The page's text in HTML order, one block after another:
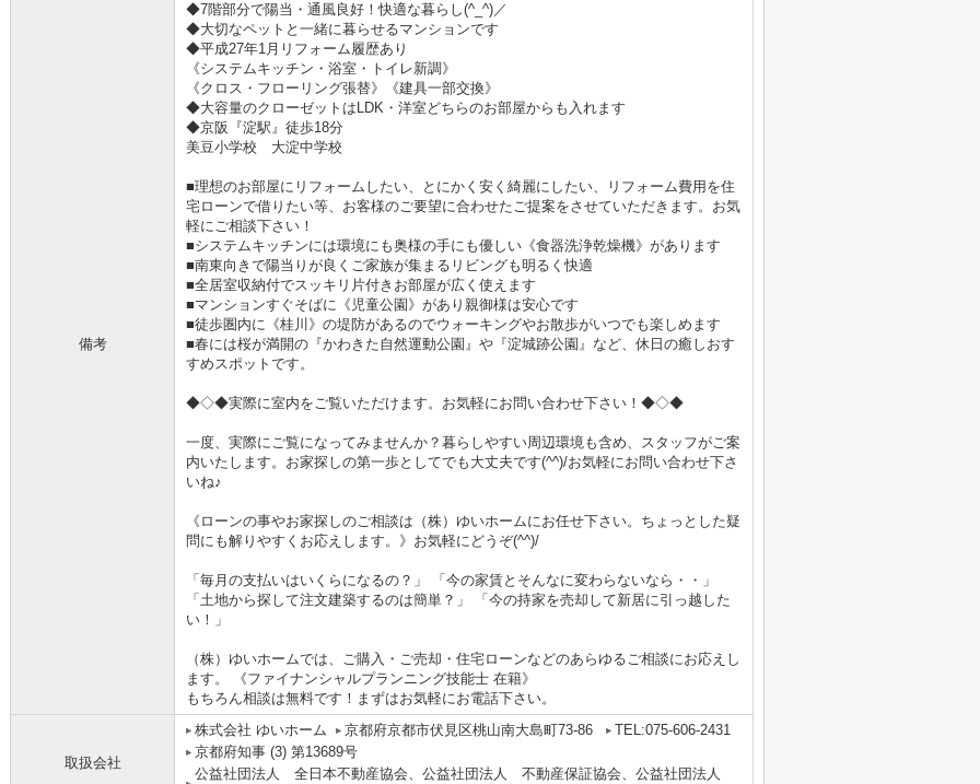
備考
◆7階部分で陽当・通風良好！快適な暮らし(^_^)／
◆大切なペットと一緒に暮らせるマンションです
◆平成27年1月リフォーム履歴あり
《システムキッチン・浴室・トイレ新調》
《クロス・フローリング張替》《建具一部交換》
◆大容量のクローゼットはLDK・洋室どちらのお部屋からも入れます
◆京阪『淀駅』徒歩18分
美豆小学校 大淀中学校
■理想のお部屋にリフォームしたい、とにかく安く綺麗にしたい、リフォーム費用を住
宅ローンで借りたい等、お客様のご要望に合わせたご提案をさせていただきます。お気
軽にご相談下さい！
■システムキッチンには環境にも奥様の手にも優しい《食器洗浄乾燥機》があります
■南東向きで陽当りが良くご家族が集まるリビングも明るく快適
■全居室収納付でスッキリ片付きお部屋が広く使えます
■マンションすぐそばに《児童公園》があり親御様は安心です
■徒歩圏内に《桂川》の堤防があるのでウォーキングやお散歩がいつでも楽しめます
■春には桜が満開の『かわきた自然運動公園』や『淀城跡公園』など、休日の癒しおす
すめスポットです。
◆◇◆実際に室内をご覧いただけます。お気軽にお問い合わせ下さい！◆◇◆
一度、実際にご覧になってみませんか？暮らしやすい周辺環境も含め、スタッフがご案
内いたします。お家探しの第一歩としてでも大丈夫です(^^)/お気軽にお問い合わせ下さ
いね♪
《ローンの事やお家探しのご相談は（株）ゆいホームにお任せ下さい。ちょっとした疑
問にも解りやすくお応えします。》お気軽にどうぞ(^^)/
「毎月の支払いはいくらになるの？」 「今の家賃とそんなに変わらないなら・・」
「土地から探して注文建築するのは簡単？」 「今の持家を売却して新居に引っ越した
い！」
（株）ゆいホームでは、ご購入・ご売却・住宅ローンなどのあらゆるご相談にお応えし
ます。 《ファイナンシャルプランニング技能士 在籍》
もちろん相談は無料です！まずはお気軽にお電話下さい。
取扱会社
株式会社 ゆいホーム 京都府京都市伏見区桃山南大島町73-86
TEL:075-606-2431
京都府知事 (3) 第13689号
公益社団法人 全日本不動産協会、公益社団法人 不動産保証協会、公益社団法人